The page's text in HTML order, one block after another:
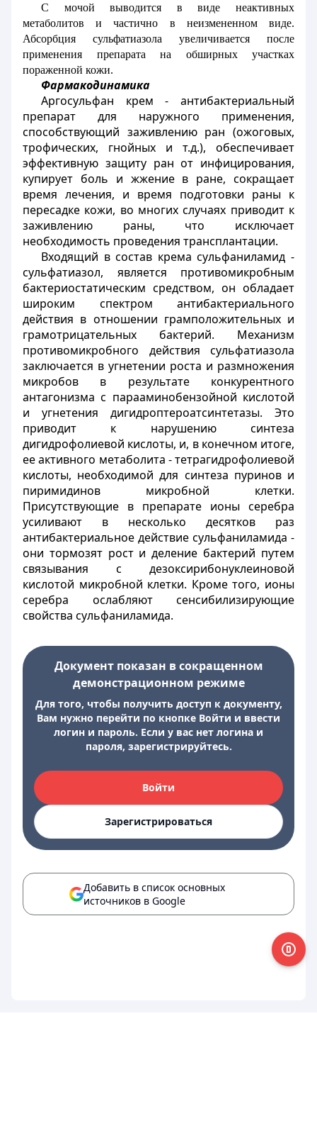
С мочой выводится в виде неактивных
метаболитов и частично в неизмененном виде.
Абсорбция сульфатиазола увеличивается после
применения препарата на обширных участках
пораженной кожи.
Фармакодинамика
Аргосульфан крем - антибактериальный
препарат для наружного применения,
способствующий заживлению ран (ожоговых,
трофических, гнойных и т.д.), обеспечивает
эффективную защиту ран от инфицирования,
купирует боль и жжение в ране, сокращает
время лечения, и время подготовки раны к
пересадке кожи, во многих случаях приводит к
заживлению раны, что исключает
необходимость проведения трансплантации.
Входящий в состав крема сульфаниламид -
сульфатиазол, является противомикробным
бактериостатическим средством, он обладает
широким спектром антибактериального
действия в отношении грамположительных и
грамотрицательных бактерий. Механизм
противомикробного действия сульфатиазола
заключается в угнетении роста и размножения
микробов в результате конкурентного
антагонизма с парааминобензойной кислотой
и угнетения дигидроптероатсинтетазы. Это
приводит к нарушению синтеза
дигидрофолиевой кислоты, и, в конечном итоге,
ее активного метаболита - тетрагидрофолиевой
кислоты, необходимой для синтеза пуринов и
пиримидинов микробной клетки.
Присутствующие в препарате ионы серебра
усиливают в несколько десятков раз
антибактериальное действие сульфаниламида -
они тормозят рост и деление бактерий путем
связывания с дезоксирибонуклеиновой
кислотой микробной клетки. Кроме того, ионы
серебра ослабляют сенсибилизирующие
свойства сульфаниламида.
Документ показан в сокращенном
демонстрационном режиме
Для того, чтобы получить доступ к документу,
Вам нужно перейти по кнопке Войти и ввести
логин и пароль. Если у вас нет логина и
пароля, зарегистрируйтесь.
Войти
Зарегистрироваться
Добавить в список основных
источников в Google